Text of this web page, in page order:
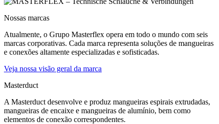
Nossas marcas
Atualmente, o Grupo Masterflex opera em todo o mundo com seis
marcas corporativas. Cada marca representa soluções de mangueiras
e conexões altamente especializadas e sofisticadas.
Veja nossa visão geral da marca
Masterduct
A Masterduct desenvolve e produz mangueiras espirais extrudadas,
mangueiras de encaixe e mangueiras de alumínio, bem como
elementos de conexão correspondentes.